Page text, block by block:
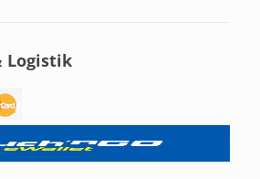
Logistik